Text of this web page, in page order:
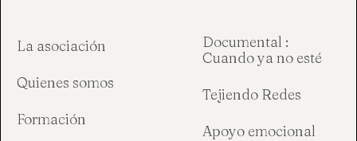
La asociación
Quienes somos
Formación
Documental :
Cuando ya no esté
Tejiendo Redes
Apoyo emocional